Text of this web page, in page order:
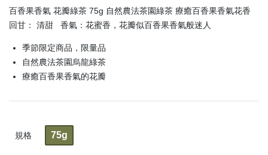
百香果香氣 花瓣綠茶 75g 自然農法茶園綠茶 療癒百香果香氣花香
回甘： 清甜 香氣：花蜜香，花瓣似百香果香氣般迷人
季節限定商品，限量品
自然農法茶園烏龍綠茶
療癒百香果香氣的花瓣
規格 75g